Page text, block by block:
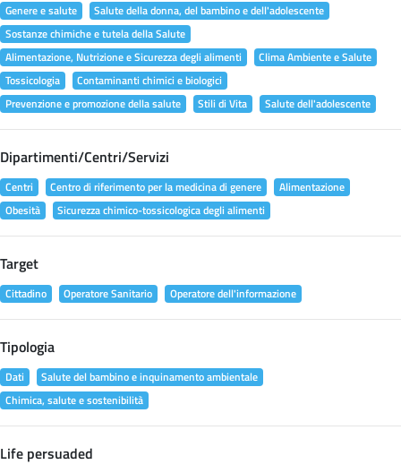
Genere e salute
Salute della donna, del bambino e dell'adolescente
Sostanze chimiche e tutela della Salute
Alimentazione, Nutrizione e Sicurezza degli alimenti
Clima Ambiente e Salute
Tossicologia
Contaminanti chimici e biologici
Prevenzione e promozione della salute
Stili di Vita Salute dell'adolescente
Dipartimenti/Centri/Servizi
Centri Centro di riferimento per la medicina di genere
Alimentazione
Obesità
Sicurezza chimico-tossicologica degli alimenti
Target
Cittadino Operatore Sanitario Operatore dell'informazione
Tipologia
Dati
Salute del bambino e inquinamento ambientale
Chimica, salute e sostenibilità
Life persuaded